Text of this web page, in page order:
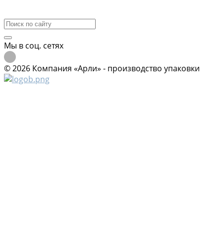
Мы в соц. сетях
© 2026 Компания «Арли» - производство упаковки